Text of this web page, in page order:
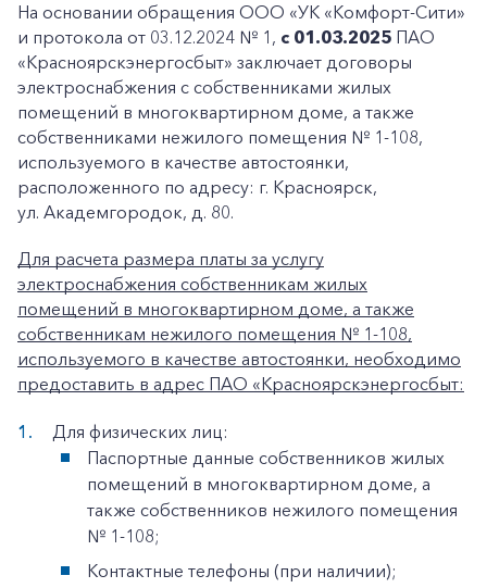
На основании обращения ООО «УК «Комфорт-Сити»
и протокола от 03.12.2024 № 1, с 01.03.2025 ПАО
«Красноярскэнергосбыт» заключает договоры
электроснабжения с собственниками жилых
помещений в многоквартирном доме, а также
собственниками нежилого помещения № 1-108,
используемого в качестве автостоянки,
расположенного по адресу: г. Красноярск,
ул. Академгородок, д. 80.
Для расчета размера платы за услугу
электроснабжения собственникам жилых
помещений в многоквартирном доме, а также
собственникам нежилого помещения № 1-108,
используемого в качестве автостоянки, необходимо
предоставить в адрес ПАО «Красноярскэнергосбыт:
Для физических лиц:
Паспортные данные собственников жилых
помещений в многоквартирном доме, а
также собственников нежилого помещения
№ 1-108;
Контактные телефоны (при наличии);